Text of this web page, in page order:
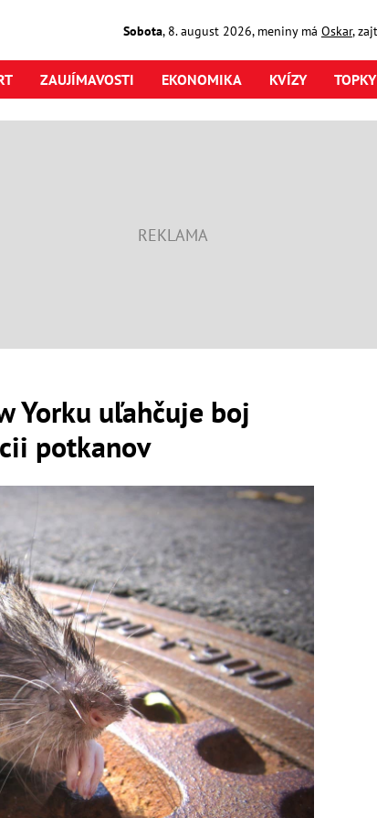
Sobota, 8. august2026, meniny má Oskar,
ZAUJÍMAVOSTI EKONOMIKA KVÍZY
Yorku uľahčuje boj
potkanov